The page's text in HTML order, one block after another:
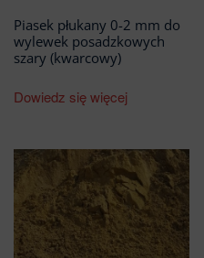
Piasek płukany 0-2 mm do
wylewek posadzkowych
szary (kwarcowy)
Dowiedz się więcej